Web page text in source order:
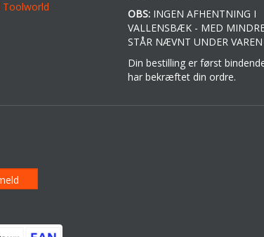
Toolworld
OBS:INGEN AFHENTNING I
VALLENSBÆK - MED
STÅR NÆVNT UNDER VAREN
Din bestilling er først
har bekræftet din ordre.